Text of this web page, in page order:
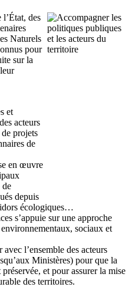
des
Naturels
pour
sur la
et
acteurs
projets
de
en œuvre
de
depuis
écologiques…
s’appuie sur une approche
sociaux et
l’ensemble des acteurs
Ministères) pour que la
et pour assurer la mise
des territoires.